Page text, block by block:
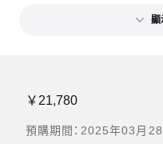
顯
￥21,780
預購期間：2025年03月